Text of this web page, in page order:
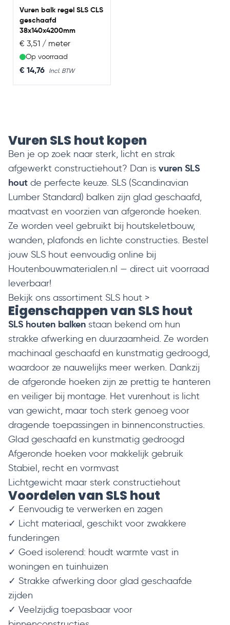
Vuren balk regel SLS CLS
geschaafd
38x140x4200mm
€ 3,51 / meter
Op voorraad
€ 14,76
Vuren SLS hout kopen
Ben je op zoek naar sterk, licht en strak
afgewerkt constructiehout? Dan is vuren SLS
hout de perfecte keuze. SLS (Scandinavian
Lumber Standard) balken zijn glad geschaafd,
maatvast en voorzien van afgeronde hoeken.
Ze worden veel gebruikt bij houtskeletbouw,
wanden, plafonds en lichte constructies. Bestel
jouw SLS hout eenvoudig online bij
Houtenbouwmaterialen.nl — direct uit voorraad
leverbaar!
Bekijk ons assortiment SLS hout >
Eigenschappen van SLS hout
SLS houten balken staan bekend om hun
strakke afwerking en duurzaamheid. Ze worden
machinaal geschaafd en kunstmatig gedroogd,
waardoor ze nauwelijks meer werken. Dankzij
de afgeronde hoeken zijn ze prettig te hanteren
en veiliger bij montage. Het vurenhout is licht
van gewicht, maar toch sterk genoeg voor
dragende toepassingen in binnenconstructies.
Glad geschaafd en kunstmatig gedroogd
Afgeronde hoeken voor makkelijk gebruik
Stabiel, recht en vormvast
Lichtgewicht maar sterk constructiehout
Voordelen van SLS hout
✓ Eenvoudig te verwerken en zagen
✓ Licht materiaal, geschikt voor zwakkere
funderingen
✓ Goed isolerend: houdt warmte vast in
woningen en tuinhuizen
✓ Strakke afwerking door glad geschaafde
zijden
✓ Veelzijdig toepasbaar voor